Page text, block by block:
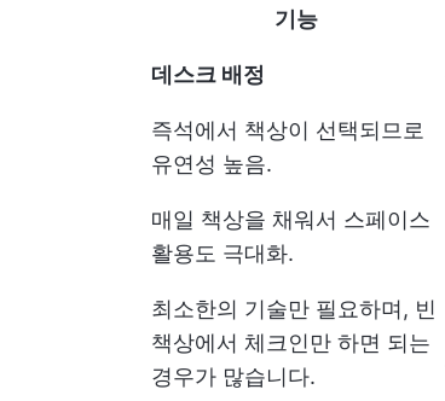
기능
데스크 배정
즉석에서 책상이 선택되므로
유연성 높음.
매일 책상을 채워서 스페이스
활용도 극대화.
최소한의 기술만 필요하며, 빈
책상에서 체크인만 하면 되는
경우가 많습니다.